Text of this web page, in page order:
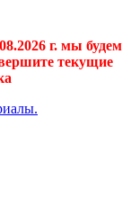
г. мы будем
текущие